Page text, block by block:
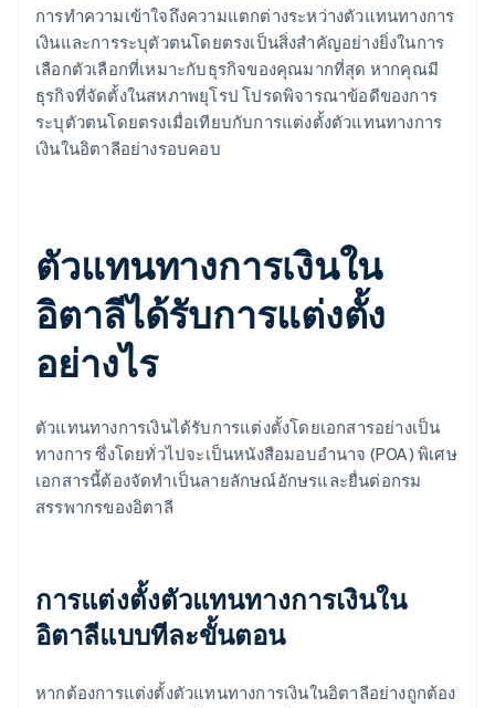
การทำความเข้าใจถึงความแตกต่างระหว่างตัวแทนทางการ
เงินและการระบุตัวตนโดยตรงเป็นสิ่งสำคัญอย่างยิ่งในการ
เลือกตัวเลือกที่เหมาะกับธุรกิจของคุณมากที่สุด หากคุณมี
ธุรกิจที่จัดตั้งในสหภาพยุโรป โปรดพิจารณาข้อดีของการ
ระบุตัวตนโดยตรงเมื่อเทียบกับการแต่งตั้งตัวแทนทางการ
เงินในอิตาลีอย่างรอบคอบ
ตัวแทนทางการเงินใน
อิตาลีได้รับการแต่งตั้ง
อย่างไร
ตัวแทนทางการเงินได้รับการแต่งตั้งโดยเอกสารอย่างเป็น
ทางการ ซึ่งโดยทั่วไปจะเป็นหนังสือมอบอำนาจ (POA) พิเศษ
เอกสารนี้ต้องจัดทำเป็นลายลักษณ์อักษรและยื่นต่อกรม
สรรพากรของอิตาลี
การแต่งตั้งตัวแทนทางการเงินใน
อิตาลีแบบทีละขั้นตอน
หากต้องการแต่งตั้งตัวแทนทางการเงินในอิตาลีอย่างถูกต้อง